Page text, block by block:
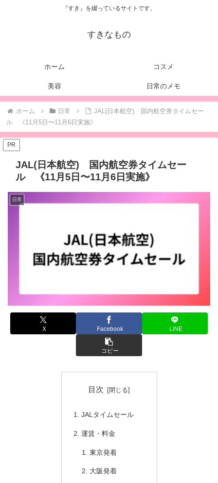
『すき』を綴っているサイトです。
すきなもの
ホーム コスメ
美容 日常のメモ
ホーム 日常
JAL(日本航空) 国内航空券タイムセー
ル 《11月5日〜11月6日実施》
PR
JAL(日本航空) 国内航空券タイムセー
ル 《11月5日〜11月6日実施》
日常
X Facebook LINE
コピー
目次
JALタイムセール
運賃・料金
東京発着
大阪発着